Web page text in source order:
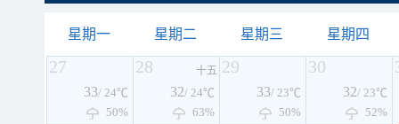
星期一 星期二 星期三 星期四
27
33/ 24℃
50%
28 十五
32/ 24℃
63%
29
33/ 23℃
50%
30
32/ 23℃
52%